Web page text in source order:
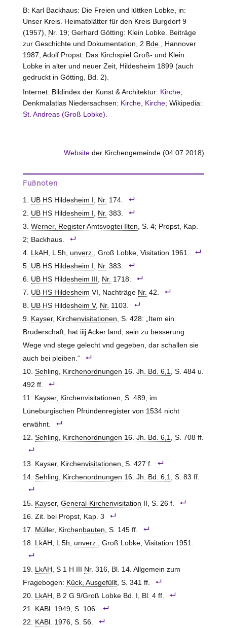
B: Karl Backhaus: Die Freien und lüttken Lobke, in:
Unser Kreis. Heimatblätter für den Kreis Burgdorf 9
(1957), Nr. 19; Gerhard Götting: Klein Lobke. Beiträge
zur Geschichte und Dokumentation, 2 Bde.
, Hannover
1987; Adolf Propst: Das Kirchspiel Groß- und Klein
Lobke in alter und neuer Zeit, Hildesheim 1899 (auch
gedruckt in Götting, Bd. 2).
Internet: Bildindex der Kunst & Architektur: Kirche;
Denkmalatlas Niedersachsen: Kirche, Kirche; Wikipedia:
St. Andreas (Groß Lobke)
Website der Kirchengemeinde (04.07.2018)
Fußnoten
UB HS Hildesheim I , Nr. 174.
UB HS Hildesheim I , Nr. 383.
Werner, Register Amtsvogtei Ilten, S. 4; Propst, Kap.
2; Backhaus.
LkAH , L 5h, unverz., Groß Lobke, Visitation 1961.
UB HS Hildesheim I , Nr. 383.
UB HS Hildesheim III , Nr. 1718.
UB HS Hildesheim VI , Nachträge Nr. 42.
UB HS Hildesheim V, Nr. 1103.
Kayser, Kirchenvisitationen, S. 428: „Item ein
Bruderschaft, hat iiij Acker land, sein zu besserung
Wege vnd stege gelecht vnd gegeben, dar schallen sie
auch bei pleiben.“
Sehling, Kirchenordnungen 16. Jh. Bd. 6,1, S. 484 u.
492 ff.
Kayser, Kirchenvisitationen, S. 489, im
Lüneburgischen Pfründenregister von 1534 nicht
erwähnt.
Sehling, Kirchenordnungen 16. Jh. Bd. 6,1, S. 708 ff.
Kayser, Kirchenvisitationen, S. 427 f.
Sehling, Kirchenordnungen 16. Jh. Bd. 6,1, S. 83 ff.
Kayser, General-Kirchenvisitation II, S. 26 f.
Zit. bei Propst, Kap. 3
Müller, Kirchenbauten, S. 145 ff.
LkAH , L 5h, unverz., Groß Lobke, Visitation 1951.
LkAH , S 1 H III Nr. 316, Bl. 14. Allgemein zum
Fragebogen: Kück, Ausgefüllt, S. 341 ff.
LkAH , B 2 G 9/Groß Lobke Bd. I, Bl. 4 ff.
KABl. 1949, S. 106.
KABl. 1976, S. 56.